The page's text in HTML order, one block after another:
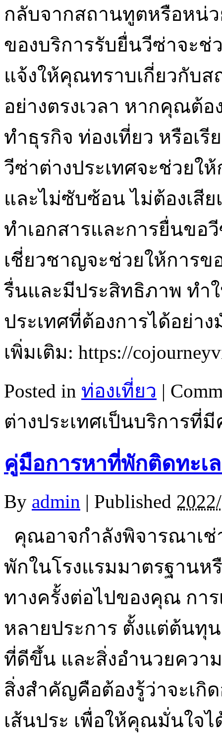
กลับจากสถานทูตหรือหน่ว
ของบริการรับยื่นวีซ่าจะ
แจ้งให้คุณทราบเกี่ยวกับ
อย่างตรงเวลา หากคุณต้อ
ทำธุรกิจ ท่องเที่ยว หรือเ
วีซ่าต่างประเทศจะช่วยใ
และไม่ซับซ้อน ไม่ต้องเสี
ทำเอกสารและการยื่นขอ
เชี่ยวชาญจะช่วยให้การ
รื่นและมีประสิทธิภาพ ทำ
ประเทศที่ต้องการได้อย่า
เพิ่มเติม: https://
Posted in ท่องเที่ยว |
ต่างประเทศเป็นบริการที่
คู่มือการหาที่พักติดทะเ
By admin | Published
คุณอาจกำลังพิจารณาเ
พักในโรงแรมมาตรฐานห
ทางครั้งต่อไปของคุณ กา
หลายประการ ตั้งแต่ต้นทุ
ที่ดีขึ้น และสิ่งอำนวยควา
สิ่งสำคัญคือต้องรู้ว่าจะเ
เส้นประ เพื่อให้คุณมั่นใจ